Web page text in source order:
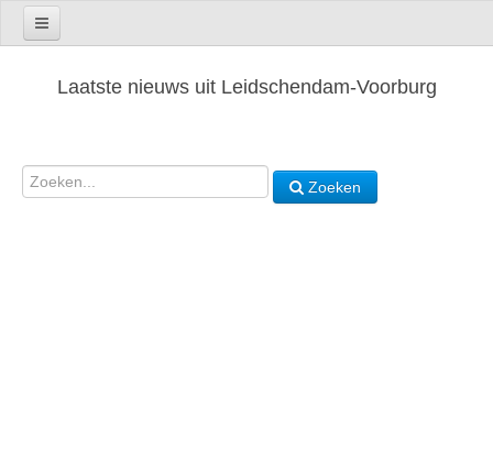
Laatste nieuws uit Leidschendam-Voorburg
Zoeken